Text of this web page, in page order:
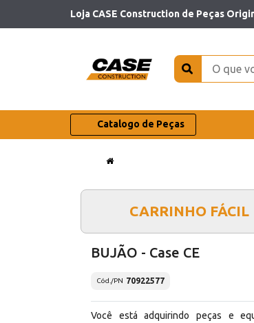
Loja CASE Construction de Peças
Catalogo de Peças
CARRINHO FÁCIL
BUJÃO - Case CE
Cód./PN 70922577
Você está adquirindo peças e